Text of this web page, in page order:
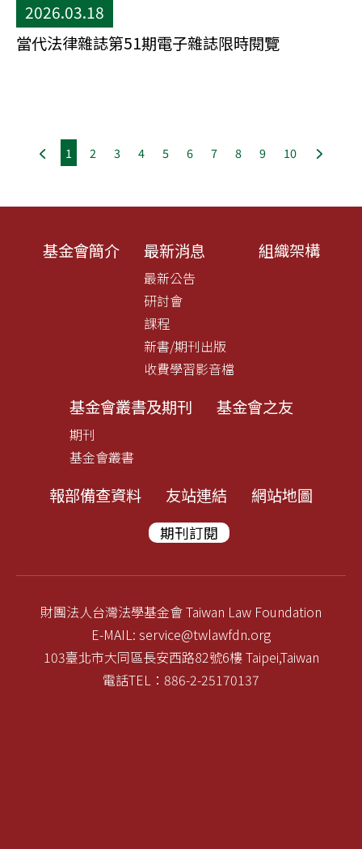
2026.03.18
當代法律雜誌第51期電子雜誌限時閱覽
1 2 3 4 5 6 7 8 9 10
基金會簡介 最新消息
最新公告
研討會
課程
新書/期刊出版
收費學習影音檔
組織架構
基金會叢書及期刊
期刊
基金會叢書
基金會之友
報部備查資料 友站連結 網站地圖
期刊訂閱
財團法人台灣法學基金會 Taiwan Law Foundation
E-MAIL: service@twlawfdn.org
103臺北市大同區長安西路82號6樓 Taipei,Taiwan
電話TEL：886-2-25170137